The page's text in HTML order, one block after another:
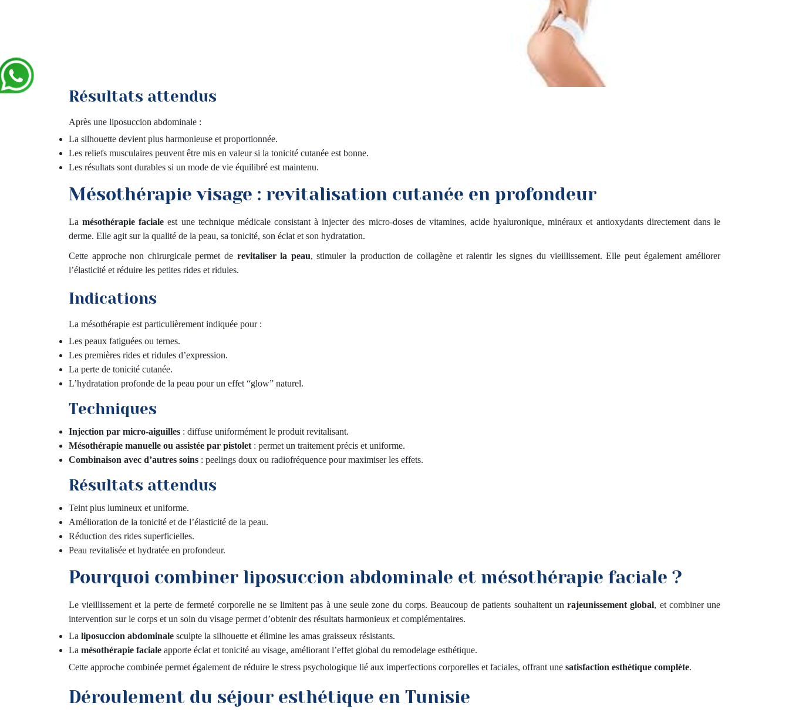
Résultats attendus
Après une liposuccion abdominale :
La silhouette devient plus harmonieuse et proportionnée.
Les reliefs musculaires peuvent être mis en valeur si la tonicité cutanée est bonne.
Les résultats sont durables si un mode de vie équilibré est maintenu.
Mésothérapie visage : revitalisation cutanée en profondeur
Lamésothérapie faciale est une technique médicale consistant à injecter des micro-doses de vitamines, acide hyaluronique, minéraux et antioxydants directement dans le
derme. Elle agit sur la qualité de la peau, sa tonicité, son éclat et son hydratation.
Cette approche non chirurgicale permet de revitaliser la peau, stimuler la production de collagène et ralentir les signes du vieillissement. Elle peut également améliorer
l’élasticité et réduire les petites rides et ridules.
Indications
La mésothérapie est particulièrement indiquée pour :
Les peaux fatiguées ou ternes.
Les premières rides et ridules d’expression.
La perte de tonicité cutanée.
L’hydratation profonde de la peau pour un effet “glow” naturel.
Techniques
Injection par micro-aiguilles : diffuse uniformément le produit revitalisant.
Mésothérapie manuelle ou assistée par pistolet : permet un traitement précis et uniforme.
Combinaison avec d’autres soins : peelings doux ou radiofréquence pour maximiser les effets.
Résultats attendus
Teint plus lumineux et uniforme.
Amélioration de la tonicité et de l’élasticité de la peau.
Réduction des rides superficielles.
Peau revitalisée et hydratée en profondeur.
Pourquoi combiner liposuccion abdominale et mésothérapie faciale ?
Le vieillissement et la perte de fermeté corporelle ne se limitent pas à une seule zone du corps. Beaucoup de patients souhaitent unrajeunissement global, et combiner une
intervention sur le corps et un soin du visage permet d’obtenir des résultats harmonieux et complémentaires.
La liposuccion abdominale sculpte la silhouette et élimine les amas graisseux résistants.
La mésothérapie faciale apporte éclat et tonicité au visage, améliorant l’effet global du remodelage esthétique.
Cette approche combinée permet également de réduire le stress psychologique lié aux imperfections corporelles et faciales, offrant une satisfaction esthétique complète.
Déroulement du séjour esthétique en Tunisie